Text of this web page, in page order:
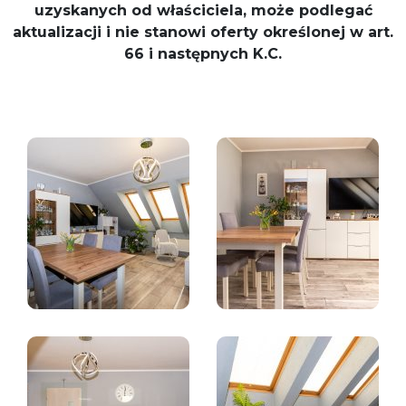
uzyskanych od właściciela, może podlegać
aktualizacji i nie stanowi oferty określonej w art.
66 i następnych K.C.